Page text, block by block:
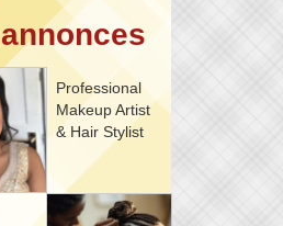
annonces
Professional
Makeup Artist
& Hair Stylist